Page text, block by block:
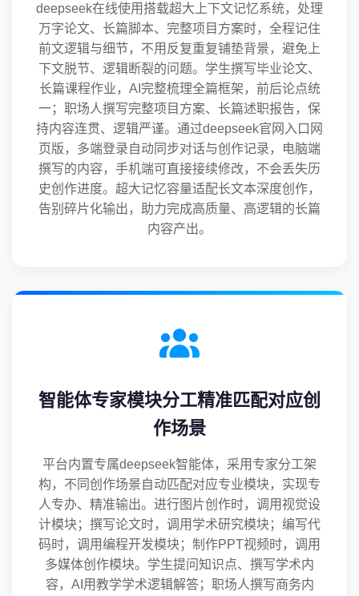
deepseek在线使用搭载超大上下文记忆系统，处理
万字论文、长篇脚本、完整项目方案时，全程记住
前文逻辑与细节，不用反复重复铺垫背景，避免上
下文脱节、逻辑断裂的问题。学生撰写毕业论文、
长篇课程作业，AI完整梳理全篇框架，前后论点统
一；职场人撰写完整项目方案、长篇述职报告，保
持内容连贯、逻辑严谨。通过deepseek官网入口网
页版，多端登录自动同步对话与创作记录，电脑端
撰写的内容，手机端可直接接续修改，不会丢失历
史创作进度。超大记忆容量适配长文本深度创作，
告别碎片化输出，助力完成高质量、高逻辑的长篇
内容产出。
智能体专家模块分工精准匹配对应创
作场景
平台内置专属deepseek智能体，采用专家分工架
构，不同创作场景自动匹配对应专业模块，实现专
人专办、精准输出。进行图片创作时，调用视觉设
计模块；撰写论文时，调用学术研究模块；编写代
码时，调用编程开发模块；制作PPT视频时，调用
多媒体创作模块。学生提问知识点、撰写学术内
容，AI用教学学术逻辑解答；职场人撰写商务内